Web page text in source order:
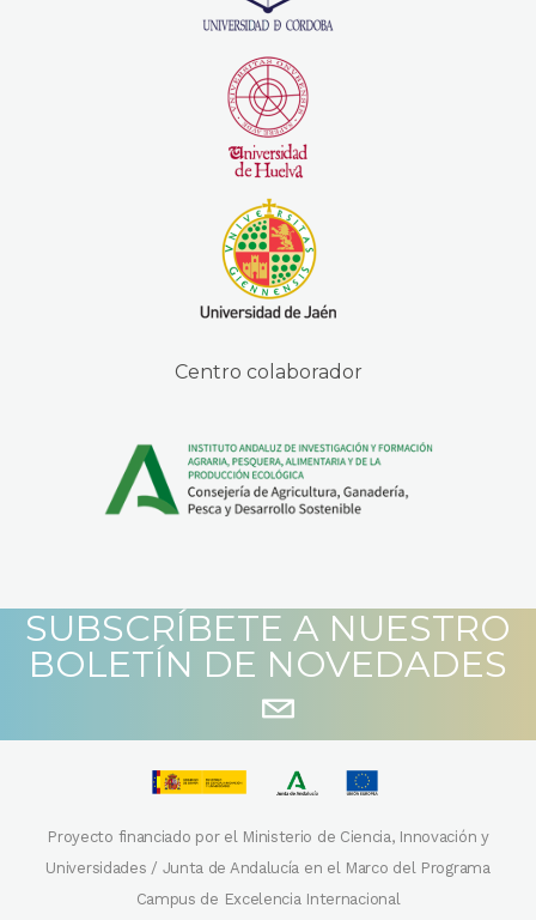
Centro colaborador
SUBSCRÍBETE A NUESTRO
BOLETÍN DE NOVEDADES
Proyecto financiado por el Ministerio de Ciencia, Innovación y
Universidades / Junta de Andalucía en el Marco del Programa
Campus de Excelencia Internacional